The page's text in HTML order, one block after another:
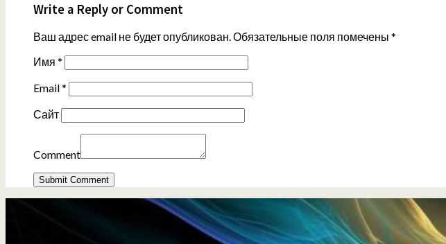
Write a Reply or Comment
Ваш адрес email не будет опубликован.Обязательные поля помечены *
Имя *
Email*
Сайт
Comment